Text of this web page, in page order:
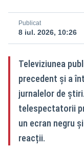
Publicat
8 iul. 2026, 10:26
Televiziunea
precedent și a
jurnalelor de
telespectatorii
un ecran negru
reacții.